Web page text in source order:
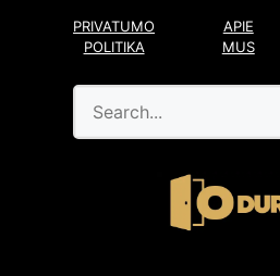
PRIVATUMO
POLITIKA
APIE
MUS